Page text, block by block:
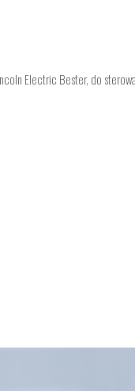
Electric Bester, do